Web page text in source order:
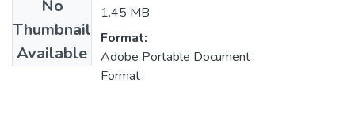
No
Thumbnail
Available
1.45 MB
Format:
Adobe Portable Document
Format